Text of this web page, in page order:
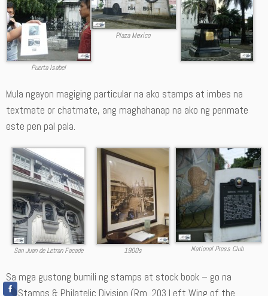
Puerta Isabel
Plaza Mexico
Mula ngayon magiging particular na ako stamps at imbes na
textmate or chatmate, ang maghahanap na ako ng penmate
este pen pal pala.
San Juan de Letran Facade 1900s National Press Club
Sa mga gustong bumili ng stamps at stock book – go na
sa Stamps & Philatelic Division (Rm. 203 Left Wing of the